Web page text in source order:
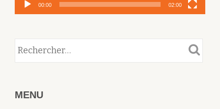
00:00 02:00
MENU